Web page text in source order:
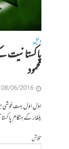
دلیل
پاکستانیت
محمود
08/06/2016
اوّل اوّل بہت خوشی
یلغار کے ہنگام
تلاش